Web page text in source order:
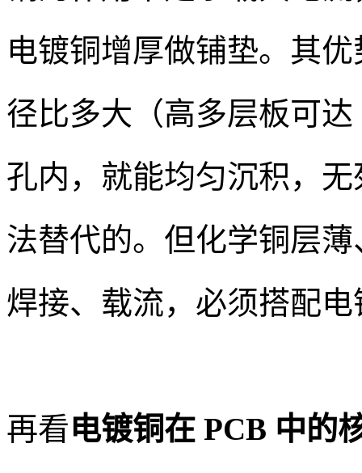
电镀铜增厚做铺垫。其优
径比多大（高多层板可
孔内，就能均匀沉积，
法替代的。但化学铜层
焊接、载流，必须搭配
再看电镀铜在 PCB 中的